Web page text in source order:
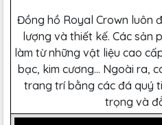
Đồng hồ Royal Crown luôn
lượng và thiết kế. Các sản
làm từ những vật liệu cao
bạc, kim cương… Ngoài ra,
trang trí bằng các đá quý
trọng và